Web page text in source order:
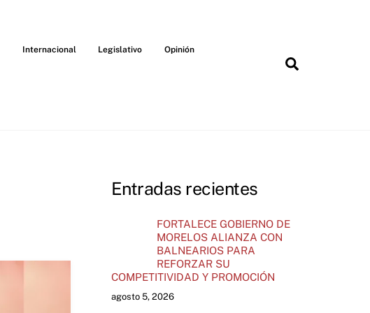
Internacional Legislativo Opinión
Entradas recientes
FORTALECE GOBIERNO DE
MORELOS ALIANZA CON
BALNEARIOS PARA
REFORZAR SU
COMPETITIVIDAD Y PROMOCIÓN
agosto 5, 2026